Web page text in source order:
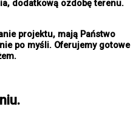
dodatkową ozdobę terenu.
projektu, mają Państwo
po myśli. Oferujemy gotowe